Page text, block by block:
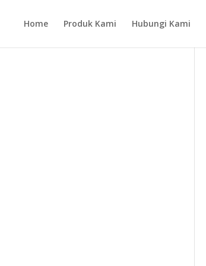
Home Produk Kami Hubungi Kami